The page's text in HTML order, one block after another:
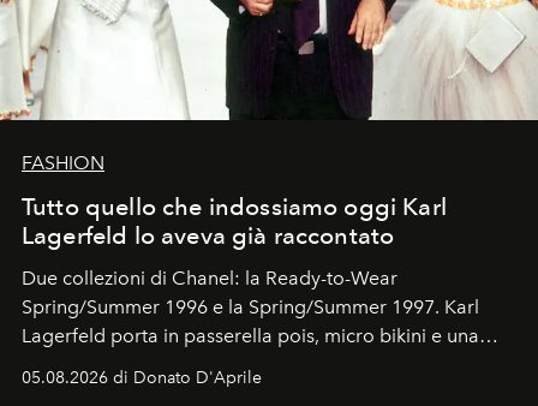
FASHION
Tutto quello che indossiamo oggi Karl
Lagerfeld lo aveva già raccontato
Due collezioni di Chanel: la Ready-to-Wear
Spring/Summer 1996 e la Spring/Summer 1997. Karl
Lagerfeld porta in passerella pois, micro bikini e una
Kate, Claudia e Carla una dietro l'altra. Trent'anni dopo,
05.08.2026 di Donato D'Aprile